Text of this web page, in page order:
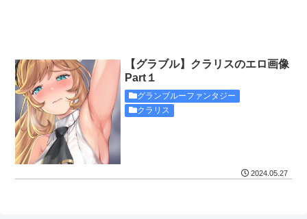
【グラブル】クラリスのエロ画像
Part１
グランブルーファンタジー
クラリス
2024.05.27